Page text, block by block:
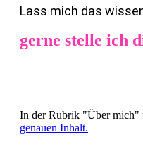
Lass mich das
gerne stelle ich
In der Rubrik "Über mich"
genauen Inhalt.